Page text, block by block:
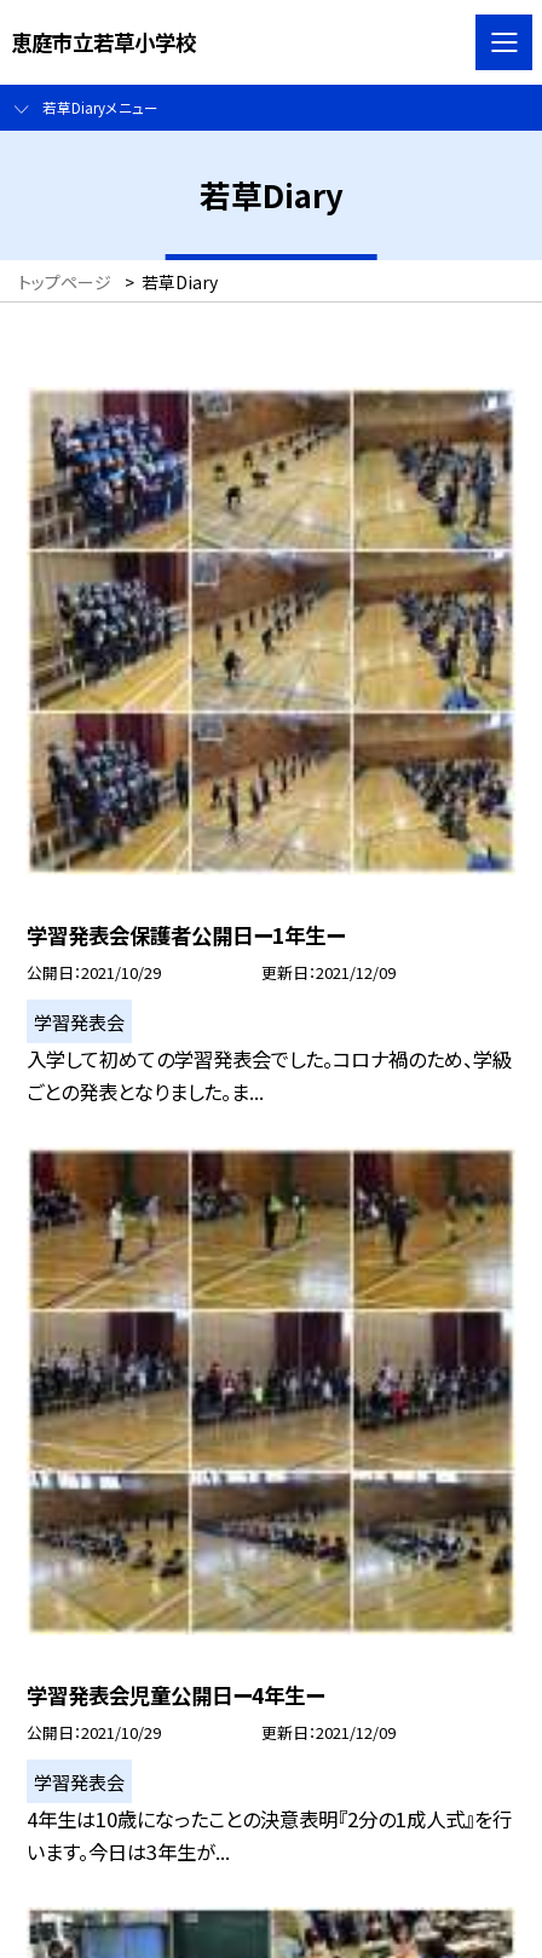
恵庭市立若草小学校
若草Diaryメニュー
若草Diary
トップページ > 若草Diary
学習発表会保護者公開日ー1年生ー
公開日 2021/10/29 更新日 2021/12/09
学習発表会
入学して初めての学習発表会でした。コロナ禍のため、学級
ごとの発表となりました。ま...
学習発表会児童公開日ー4年生ー
公開日 2021/10/29 更新日 2021/12/09
学習発表会
4年生は10歳になったことの決意表明『2分の1成人式』を行
います。今日は3年生が...